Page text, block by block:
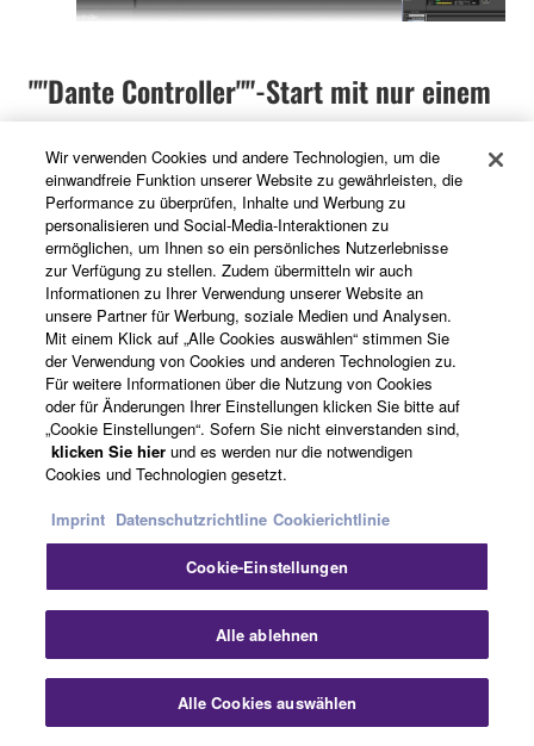
""Dante Controller""-Start mit nur einem
Klick
Über eine ""Dante Controller""-Schaltfläche am oberen
Ende der ""Yamaha Audio Network Monitor""-
Bedienoberfläche"" lässt sich auch Dantes bewährte
Controller-Software mit nur einem Mausklick starten
(natürlich nur, sofern sie auf demselben Rechner
installiert wurde). Zwischen beiden Programmen kann
nun problemlos hin- und hergeschaltet und so das
gesamte Dante-Netzwerk vom einem einzigen Rechner
aus gesteuert werden.
Downloads
Wir verwenden Cookies und andere Technologien, um die
einwandfreie Funktion unserer Website zu gewährleisten, die
Performance zu überprüfen, Inhalte und Werbung zu
personalisieren und Social-Media-Interaktionen zu
ermöglichen, um Ihnen so ein persönliches Nutzerlebnisse
zur Verfügung zu stellen. Zudem übermitteln wir auch
Informationen zu Ihrer Verwendung unserer Website an
unsere Partner für Werbung, soziale Medien und Analysen.
Mit einem Klick auf „Alle Cookies auswählen“ stimmen Sie
der Verwendung von Cookies und anderen Technologien zu.
Für weitere Informationen über die Nutzung von Cookies
oder für Änderungen Ihrer Einstellungen klicken Sie bitte auf
„Cookie Einstellungen“. Sofern Sie nicht einverstanden sind,
klicken Sie hier und es werden nur die notwendigen
Cookies und Technologien gesetzt.
Imprint Datenschutzrichtline Cookierichtlinie
Cookie-Einstellungen
Alle ablehnen
Alle Cookies auswählen